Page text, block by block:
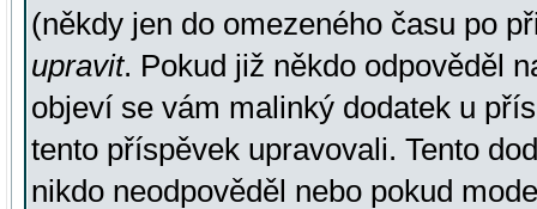
(někdy jen do omezeného času po
upravit. Pokud již někdo odpověděl
objeví se vám malinký dodatek u
tento příspěvek upravovali. Tento
nikdo neodpověděl nebo pokud